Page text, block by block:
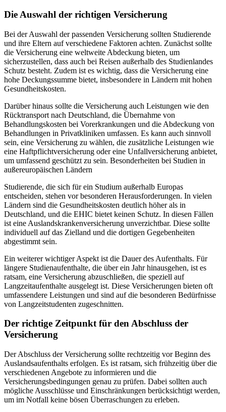
Die Auswahl der richtigen Versicherung
Bei der Auswahl der passenden Versicherung sollten Studierende
und ihre Eltern auf verschiedene Faktoren achten. Zunächst sollte
die Versicherung eine weltweite Abdeckung bieten, um
sicherzustellen, dass auch bei Reisen außerhalb des Studienlandes
Schutz besteht. Zudem ist es wichtig, dass die Versicherung eine
hohe Deckungssumme bietet, insbesondere in Ländern mit hohen
Gesundheitskosten.
Darüber hinaus sollte die Versicherung auch Leistungen wie den
Rücktransport nach Deutschland, die Übernahme von
Behandlungskosten bei Vorerkrankungen und die Abdeckung von
Behandlungen in Privatkliniken umfassen. Es kann auch sinnvoll
sein, eine Versicherung zu wählen, die zusätzliche Leistungen wie
eine Haftpflichtversicherung oder eine Unfallversicherung anbietet,
um umfassend geschützt zu sein. Besonderheiten bei Studien in
außereuropäischen Ländern
Studierende, die sich für ein Studium außerhalb Europas
entscheiden, stehen vor besonderen Herausforderungen. In vielen
Ländern sind die Gesundheitskosten deutlich höher als in
Deutschland, und die EHIC bietet keinen Schutz. In diesen Fällen
ist eine Auslandskrankenversicherung unverzichtbar. Diese sollte
individuell auf das Zielland und die dortigen Gegebenheiten
abgestimmt sein.
Ein weiterer wichtiger Aspekt ist die Dauer des Aufenthalts. Für
längere Studienaufenthalte, die über ein Jahr hinausgehen, ist es
ratsam, eine Versicherung abzuschließen, die speziell auf
Langzeitaufenthalte ausgelegt ist. Diese Versicherungen bieten oft
umfassendere Leistungen und sind auf die besonderen Bedürfnisse
von Langzeitstudenten zugeschnitten.
Der richtige Zeitpunkt für den Abschluss der
Versicherung
Der Abschluss der Versicherung sollte rechtzeitig vor Beginn des
Auslandsaufenthalts erfolgen. Es ist ratsam, sich frühzeitig über die
verschiedenen Angebote zu informieren und die
Versicherungsbedingungen genau zu prüfen. Dabei sollten auch
mögliche Ausschlüsse und Einschränkungen berücksichtigt werden,
um im Notfall keine bösen Überraschungen zu erleben.